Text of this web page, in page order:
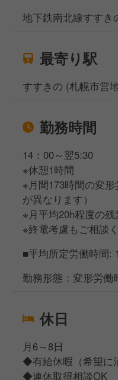
地下鉄南北線すすき
最寄り駅
すすきの (札幌市営
勤務時間
14：00～翌5:30
※休憩1時間
※月間173時間の変
が異なります）
※月平均20h程度の残
※終電考慮もご相談く
■平均所定労働時間:
勤務形態：変形労働
休日
月6～8日
◆有給休暇（希望に
◆連休取得相談OK